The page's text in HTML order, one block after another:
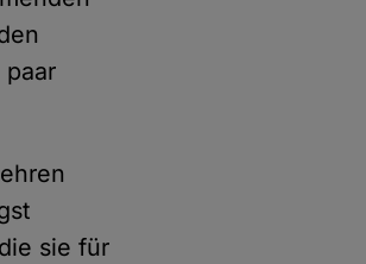
sie für